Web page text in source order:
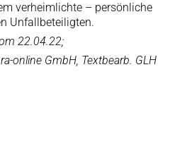
verheimlichte – persönliche
Unfallbeteiligten.
22.04.22;
online GmbH, Textbearb. GLH